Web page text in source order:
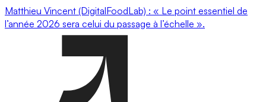
Matthieu Vincent (DigitalFoodLab) : « Le point essentiel de
l’année 2026 sera celui du passage à l’échelle ».